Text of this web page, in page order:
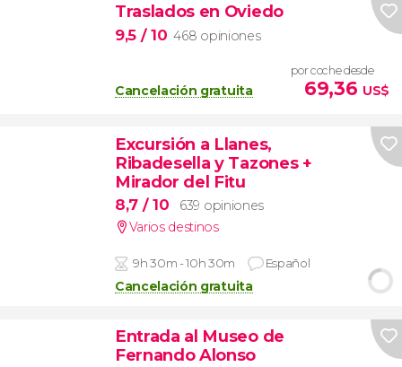
Traslados en Oviedo
9,5 / 10 468 opiniones
Cancelación gratuita
por coche desde
69,36 US$
Excursión a Llanes,
Ribadesella y Tazones +
Mirador del Fitu
8,7 / 10
639 opiniones
Varios destinos
9h 30m - 10h 30m Español
Cancelación gratuita
Entrada al Museo de
Fernando Alonso